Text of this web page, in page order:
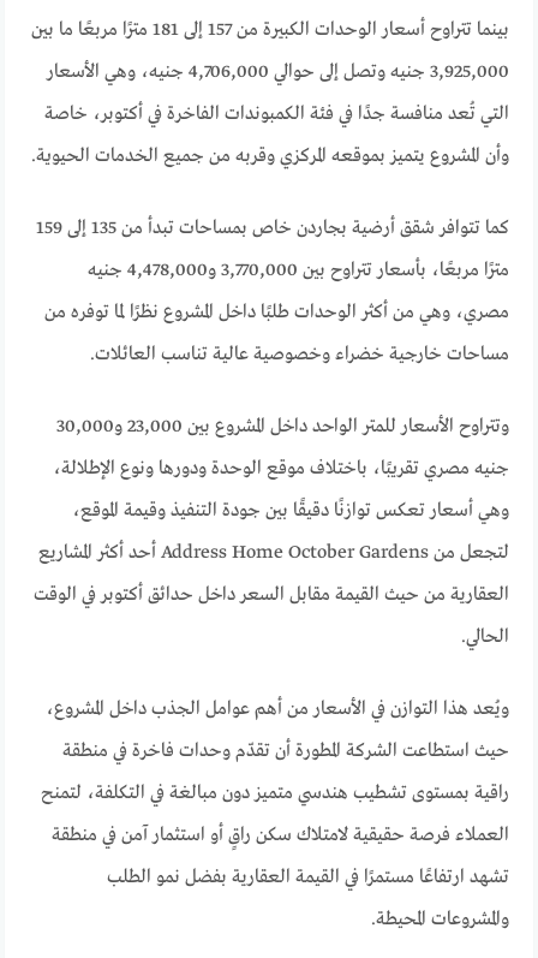
بينما تتراوح أسعار الوحدات الكبيرة من 157 إلى 181 مترًا مربعًا ما بين
3,925,000 جنيه وتصل إلى حوالي 4,706,000 جنيه، وهي الأسعار
التي تُعد منافسة جدًا في فئة الكمبوندات الفاخرة في أكتوبر، خاصة
وأن المشروع يتميز بموقعه المركزي وقربه من جميع الخدمات الحيوية.
كما تتوافر شقق أرضية بجاردن خاص بمساحات تبدأ من 135 إلى 159
مترًا مربعًا، بأسعار تتراوح بين 3,770,000 و4,478,000 جنيه
مصري، وهي من أكثر الوحدات طلبًا داخل المشروع نظرًا لما توفره من
مساحات خارجية خضراء وخصوصية عالية تناسب العائلات.
وتتراوح الأسعار للمتر الواحد داخل المشروع بين 23,000 و30,000
جنيه مصري تقريبًا، باختلاف موقع الوحدة ودورها ونوع الإطلالة،
وهي أسعار تعكس توازنًا دقيقًا بين جودة التنفيذ وقيمة الموقع،
لتجعل من Address Home October Gardens أحد أكثر المشاريع
العقارية من حيث القيمة مقابل السعر داخل حدائق أكتوبر في الوقت
الحالي.
ويُعد هذا التوازن في الأسعار من أهم عوامل الجذب داخل المشروع،
حيث استطاعت الشركة المطورة أن تقدّم وحدات فاخرة في منطقة
راقية بمستوى تشطيب هندسي متميز دون مبالغة في التكلفة، لتمنح
العملاء فرصة حقيقية لامتلاك سكن راقٍ أو استثمار آمن في منطقة
تشهد ارتفاعًا مستمرًا في القيمة العقارية بفضل نمو الطلب
والمشروعات المحيطة.